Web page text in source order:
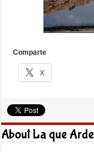
Comparte
X
About La que Arde